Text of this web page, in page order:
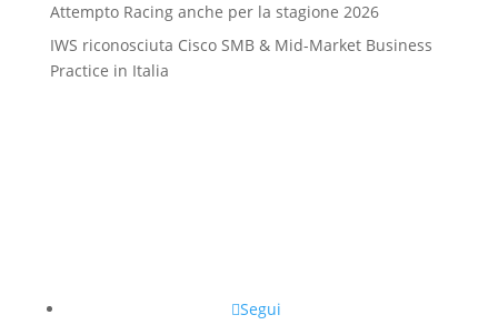
Attempto Racing anche per la stagione 2026
IWS riconosciuta Cisco SMB & Mid-Market Business
Practice in Italia
Segui